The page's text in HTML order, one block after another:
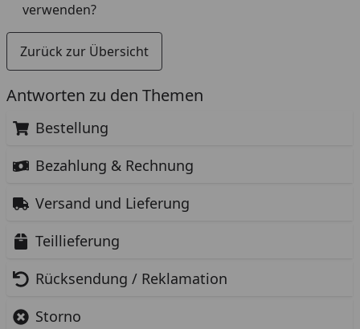
Antworten zu den Themen
Bestellung
Bezahlung & Rechnung
Versand und Lieferung
Teillieferung
Rücksendung / Reklamation
Storno
verwenden?
Zurück zur Übersicht